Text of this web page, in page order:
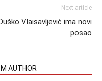
Next article
Vlaisavljević ima novi
posao
AUTHOR